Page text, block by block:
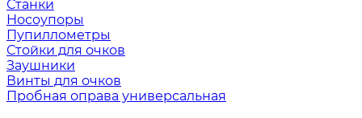
Станки
Носоупоры
Пупиллометры
Стойки для очков
Заушники
Винты для очков
Пробная оправа универсальная